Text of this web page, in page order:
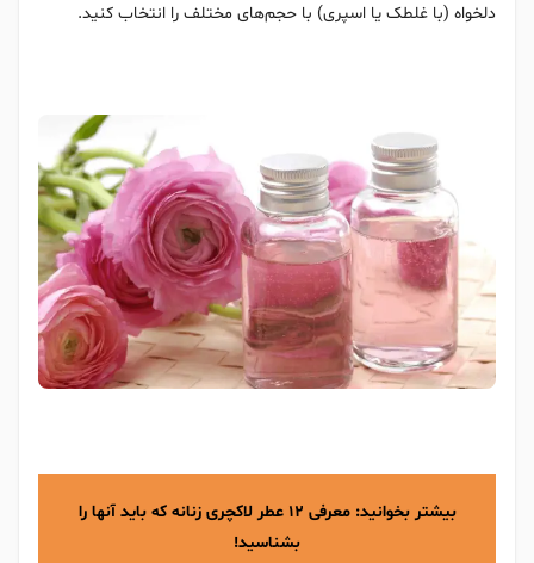
دلخواه (با غلطک یا اسپری) با حجم‌های مختلف را انتخاب کنید.
بیشتر بخوانید: معرفی 12 عطر لاکچری زنانه که باید آنها را
بشناسید!